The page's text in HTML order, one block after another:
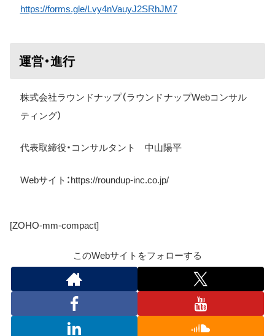
https://forms.gle/Lvy4nVauyJ2SRhJM7
運営・進行
株式会社ラウンドナップ（ラウンドナップWebコンサル
ティング）
代表取締役・コンサルタント 中山陽平
Webサイト：https://roundup-inc.co.jp/
[ZOHO-mm-compact]
このWebサイトをフォローする